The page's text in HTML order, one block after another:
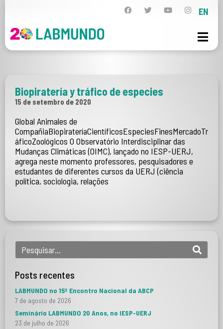
EN
Biopiratería y tráfico de especies
15 de setembro de 2020
Global Animales de
CompañiaBiopirateríaCientíficosEspeciesFinesMercadoTr
áficoZoológicos O Observatório Interdisciplinar das
Mudanças Climáticas (OIMC), lançado no IESP-UERJ,
agrega neste momento professores, pesquisadores e
estudantes de diferentes cursos da UERJ (ciência
política, sociologia, relações
Posts recentes
LABMUNDO no 15º Encontro Nacional da ABCP
7 de agosto de 2026
Seminário LABMUNDO 20 Anos, no IESP-UERJ
23 de julho de 2026